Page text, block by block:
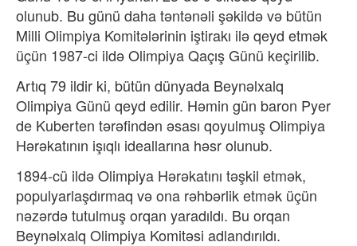
olunub. Bu günü daha təntənəli şəkildə və bütün
Milli Olimpiya Komitələrinin iştirakı ilə qeyd etmək
üçün 1987-ci ildə Olimpiya Qaçış Günü keçirilib.
Artıq 79 ildir ki, bütün dünyada Beynəlxalq
Olimpiya Günü qeyd edilir. Həmin gün baron Pyer
de Kuberten tərəfindən əsası qoyulmuş Olimpiya
Hərəkatının işıqlı ideallarına həsr olunub.
1894-cü ildə Olimpiya Hərəkatını təşkil etmək,
populyarlaşdırmaq və ona rəhbərlik etmək üçün
nəzərdə tutulmuş orqan yaradıldı. Bu orqan
Beynəlxalq Olimpiya Komitəsi adlandırıldı.